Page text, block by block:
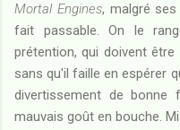
Mortal Engines, malgré
fait passable. On le
prétention, qui doivent
sans qu'il faille en espérer
divertissement de
mauvais goût en bouche.